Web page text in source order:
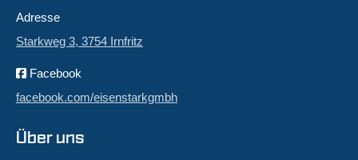
Adresse
Starkweg 3, 3754 Irnfritz
Facebook
facebook.com/eisenstarkgmbh
Über uns